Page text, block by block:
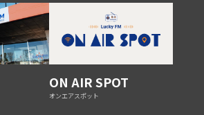
ON AIR SPOT
オンエアスポット